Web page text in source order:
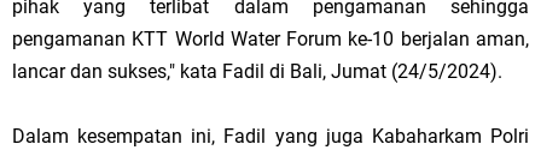
pihak yang terlibat dalam pengamanan sehingga
pengamanan KTT World Water Forum ke-10 berjalan aman,
lancar dan sukses," kata Fadil di Bali, Jumat (24/5/2024).
Dalam kesempatan ini, Fadil yang juga Kabaharkam Polri